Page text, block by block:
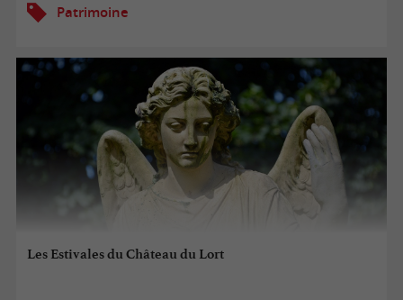
Patrimoine
Les Estivales du Château du Lort